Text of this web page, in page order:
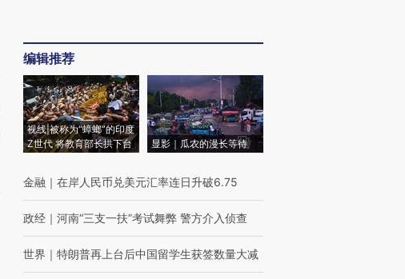
编辑推荐
视线|被称为“蟑螂”的印度
Z世代 将教育部长拱下台
显影｜瓜农的漫长等待
金融 ｜ 在岸人民币兑美元汇率连日升破6.75
政经 ｜ 河南“三支一扶”考试舞弊 警方介入侦查
世界 ｜ 特朗普再上台后中国留学生获签数量大减